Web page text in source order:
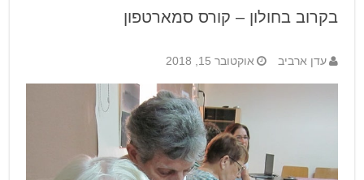
בקרוב בחולון – קורס סמארטפון
עדן ארביב אוקטובר 15, 2018